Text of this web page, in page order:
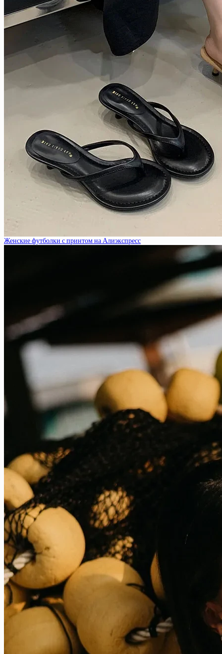
Женские футболки с принтом на Алиэкспресс